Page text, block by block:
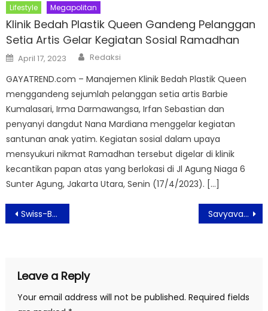
Lifestyle Megapolitan
Klinik Bedah Plastik Queen Gandeng Pelanggan
Setia Artis Gelar Kegiatan Sosial Ramadhan
Posted
on
April 17, 2023 Author
Redaksi
GAYATREND.com – Manajemen Klinik Bedah Plastik Queen
menggandeng sejumlah pelanggan setia artis Barbie
Kumalasari, Irma Darmawangsa, Irfan Sebastian dan
penyanyi dangdut Nana Mardiana menggelar kegiatan
santunan anak yatim. Kegiatan sosial dalam upaya
mensyukuri nikmat Ramadhan tersebut digelar di klinik
kecantikan papan atas yang berlokasi di Jl Agung Niaga 6
Sunter Agung, Jakarta Utara, Senin (17/4/2023). […]
Post
navigation
Swiss-Belhotel Serpong Sajikan Varian Menu Spesial Arabic Ramadhan Buffet Savyavasa Apartemen Hadirkan Hunian Premium, Tenang dan Menyehatkan di Tengah Kota Metropolitan
Leave a Reply
Your email address will not be published. Required fields